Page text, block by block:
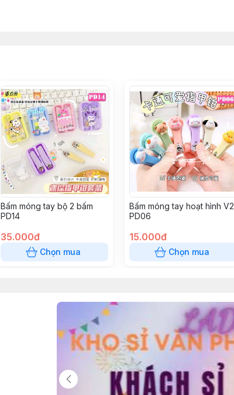
Bấm móng tay bộ 2 bấm
PD14
35.000đ
Chọn mua
Bấm móng tay hoạt hình V2
PD06
15.000đ
Chọn mua